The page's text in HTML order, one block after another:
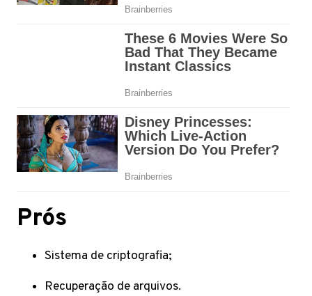
Prós
Sistema de criptografia;
Recuperação de arquivos.